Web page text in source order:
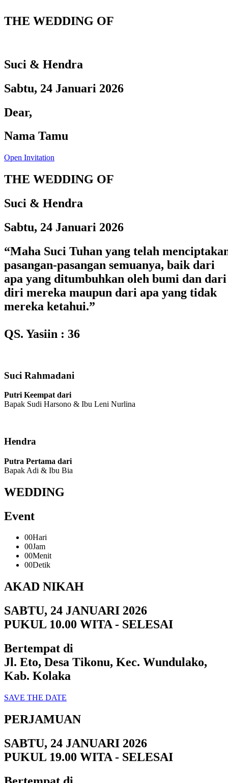
THE WEDDING OF
Suci & Hendra
Sabtu, 24 Januari 2026
Dear,
Nama Tamu
Open Invitation
THE WEDDING OF
Suci & Hendra
Sabtu, 24 Januari 2026
“Maha Suci Tuhan yang telah
pasangan-pasangan semuanya, baik dari
apa yang ditumbuhkan oleh bumi dan dari
diri mereka maupun dari apa yang tidak
mereka ketahui.”
QS. Yasiin : 36
Suci Rahmadani
Putri Keempat dari
Bapak Sudi Harsono & Ibu Leni Nurlina
Hendra
Putra Pertama dari
Bapak Adi & Ibu Bia
WEDDING
Event
00Hari
00Jam
00Menit
00Detik
AKAD NIKAH
SABTU, 24 JANUARI 2026
PUKUL 10.00 WITA - SELESAI
Bertempat di
Jl. Eto, Desa Tikonu, Kec. Wundulako,
Kab. Kolaka
SAVE THE DATE
PERJAMUAN
SABTU, 24 JANUARI 2026
PUKUL 19.00 WITA - SELESAI